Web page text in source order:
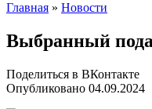
Главная » Новости
Выбранный
Поделиться в ВКонтакте
Опубликовано 04.09.2024